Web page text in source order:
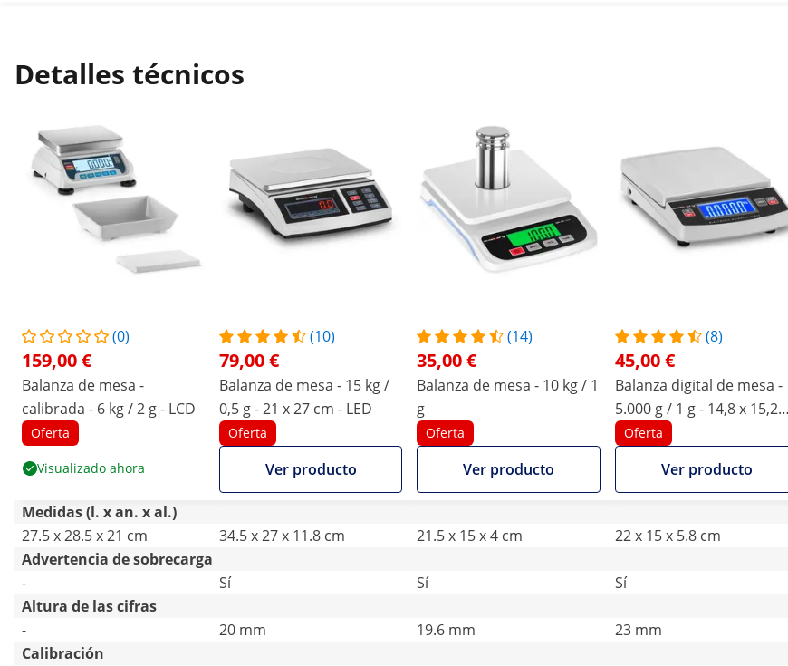
Detalles técnicos
(0)
159,00 €
Balanza de mesa -
calibrada - 6 kg / 2 g - LCD
Oferta
Visualizado ahora
(10)
79,00 €
Balanza de mesa - 15 kg /
0,5 g - 21 x 27 cm - LED
Oferta
Ver producto
(14)
35,00 €
Balanza de mesa - 10 kg / 1
g
Oferta
Ver producto
(8)
45,00 €
Balanza digital de mesa -
5.000 g / 1 g - 14,8 x 15,2
cm - LCD
Oferta
Ver producto
Medidas (l. x an. x al.)
27.5 x 28.5 x 21 cm
34.5 x 27 x 11.8 cm 21.5 x 15 x 4 cm 22 x 15 x 5.8 cm
Advertencia de sobrecarga
-
Sí Sí Sí
Altura de las cifras
-
20 mm 19.6 mm 23 mm
Calibración